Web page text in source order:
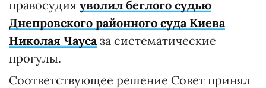
правосудия уволил беглого судью
Днепровского районного суда Киева
Николая Чаусаза систематические
прогулы.
Соответствующее решение Совет принял